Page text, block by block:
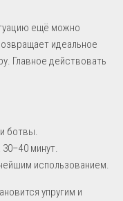
ещё можно
идеальное
Главное действовать
ботвы.
минут.
использованием.
упругим и